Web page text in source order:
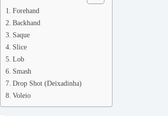
Forehand
Backhand
Saque
Slice
Lob
Smash
Drop Shot (Deixadinha)
Voleio